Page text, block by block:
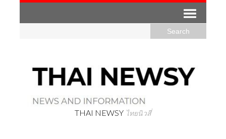
THAI NEWSY ไทยนิวสี่